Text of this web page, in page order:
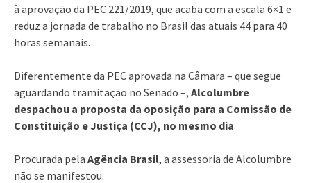
à aprovação da PEC 221/2019, que acaba com a escala 6×1 e
reduz a jornada de trabalho no Brasil das atuais 44 para 40
horas semanais.
Diferentemente da PEC aprovada na Câmara – que segue
aguardando tramitação no Senado –, Alcolumbre
despachou a proposta da oposição para a Comissão de
Constituição e Justiça (CCJ), no mesmo dia.
Procurada pela Agência Brasil, a assessoria de Alcolumbre
não se manifestou.